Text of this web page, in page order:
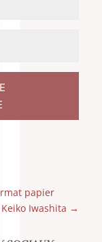
papier
Iwashita →